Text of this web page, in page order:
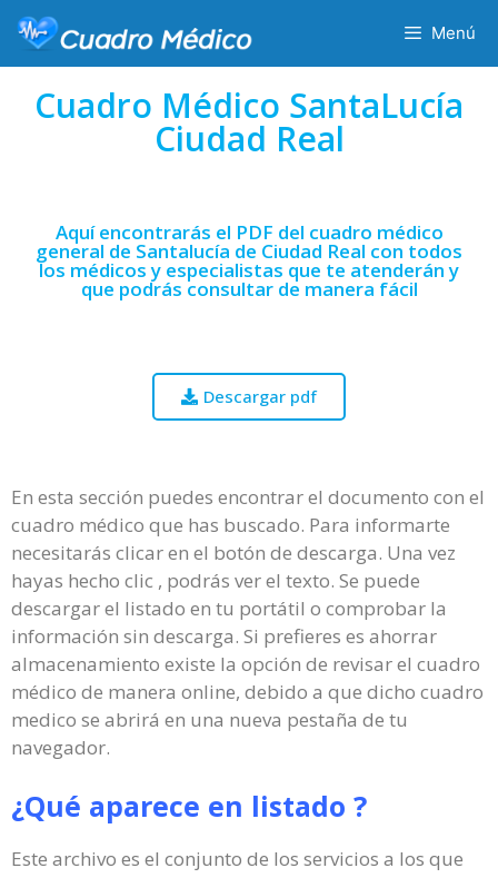
Menú
Cuadro Médico SantaLucía
Ciudad Real
Aquí encontrarás el PDF del cuadro médico
general de Santalucía de Ciudad Real con todos
los médicos y especialistas que te atenderán y
que podrás consultar de manera fácil
Descargar pdf
En esta sección puedes encontrar el documento con el
cuadro médico que has buscado. Para informarte
necesitarás clicar en el botón de descarga. Una vez
hayas hecho clic , podrás ver el texto. Se puede
descargar el listado en tu portátil o comprobar la
información sin descarga. Si prefieres es ahorrar
almacenamiento existe la opción de revisar el cuadro
médico de manera online, debido a que dicho cuadro
medico se abrirá en una nueva pestaña de tu
navegador.
¿Qué aparece en listado ?
Este archivo es el conjunto de los servicios a los que